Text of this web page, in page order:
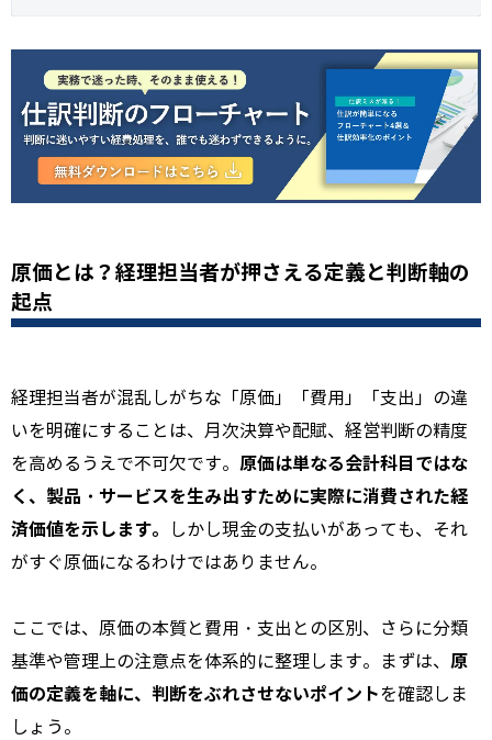
原価とは？経理担当者が押さえる定義と判断軸の
起点
経理担当者が混乱しがちな「原価」「費用」「支出」の違
いを明確にすることは、月次決算や配賦、経営判断の精度
を高めるうえで不可欠です。 原価は単なる会計科目ではな
く、製品・サービスを生み出すために実際に消費された経
済価値を示します。
しかし現金の支払いがあっても、それ
がすぐ原価になるわけではありません。
ここでは、原価の本質と費用・支出との区別、さらに分類
基準や管理上の注意点を体系的に整理します。まずは、 原
価の定義を軸に、判断をぶれさせないポイント を確認しま
しょう。